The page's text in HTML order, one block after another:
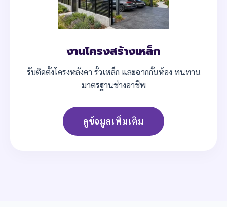
งานโครงสร้างเหล็ก
รับติดตั้งโครงหลังคา รั้วเหล็ก และฉากกั้นห้อง ทนทาน
มาตรฐานช่างอาชีพ
ดูข้อมูลเพิ่มเติม